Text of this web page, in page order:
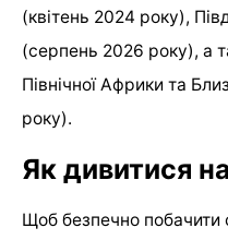
(квітень 2024 року),
(серпень 2026 року), а
Північної Африки та
року).
Як дивитися
Щоб безпечно побачити